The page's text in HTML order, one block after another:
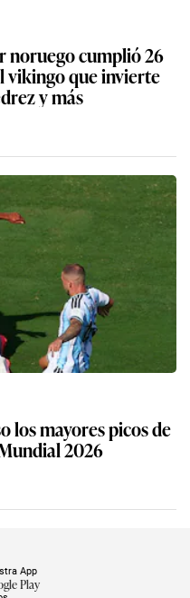
noruego cumplió 26
vikingo que invierte
y más
los mayores picos de
2026
App
Play